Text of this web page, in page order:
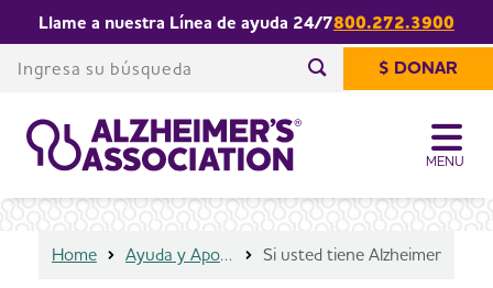
MENU
Llame a nuestra Línea de ayuda 24/7800.272.3900
Comienza su$ DONAR
Share or print
this page
Home Ayuda y Apoyo Si usted tiene Alzheimer